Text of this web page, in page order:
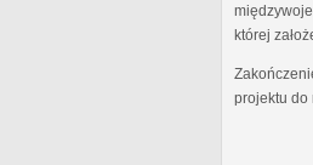
której
projektu do